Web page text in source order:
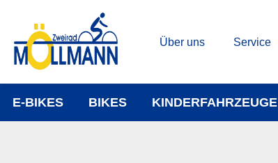
Über uns Service
E-BIKES BIKES KINDERFAHRZEUGE